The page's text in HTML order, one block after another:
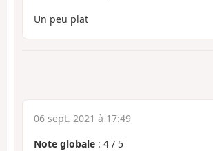
Un peu plat
06 sept. 2021 à 17:49
Note globale : 4 / 5